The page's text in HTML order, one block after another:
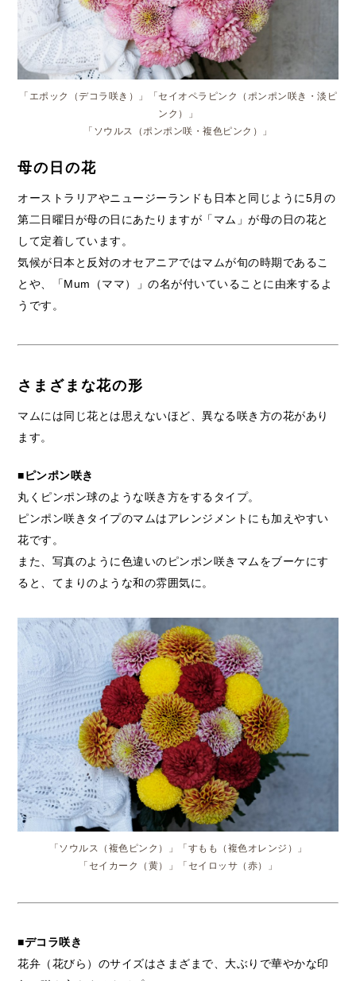
「エポック（デコラ咲き）」「セイオペラピンク（ポンポン咲き・淡ピ
ンク）」
「ソウルス（ポンポン咲・複色ピンク）」
母の日の花
オーストラリアやニュージーランドも日本と同じように5月の
第二日曜日が母の日にあたりますが「マム」が母の日の花と
して定着しています。
気候が日本と反対のオセアニアではマムが旬の時期であるこ
とや、「Mum（ママ）」の名が付いていることに由来するよ
うです。
さまざまな花の形
マムには同じ花とは思えないほど、異なる咲き方の花があり
ます。
■ピンポン咲き
丸くピンポン球のような咲き方をするタイプ。
ピンポン咲きタイプのマムはアレンジメントにも加えやすい
花です。
また、写真のように色違いのピンポン咲きマムをブーケにす
ると、てまりのような和の雰囲気に。
「ソウルス（複色ピンク）」「すもも（複色オレンジ）」
「セイカーク（黄）」「セイロッサ（赤）」
■デコラ咲き
花弁（花びら）のサイズはさまざまで、大ぶりで華やかな印